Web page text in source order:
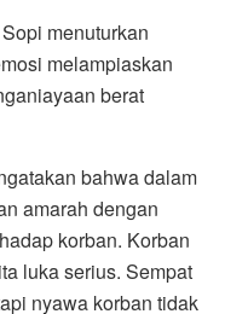
menuturkan
melampiaskan
berat
bahwa dalam
amarah dengan
korban. Korban
luka serius. Sempat
nyawa korban tidak